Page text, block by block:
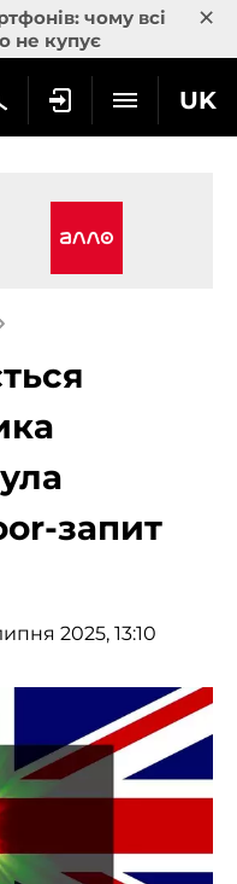
чому всі
не купує
×
UK
запит
2025, 13:10